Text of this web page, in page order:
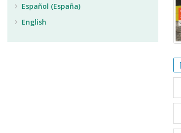
Español (España)
English